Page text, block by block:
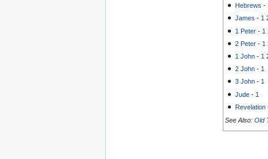
Hebrews -
James -1
1 Peter - 1
2 Peter - 1
1 John - 1
2 John - 1
3 John -1
Jude - 1
Revelation
See Also: Old